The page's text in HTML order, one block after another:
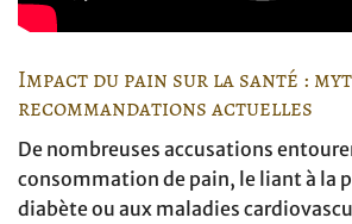
Impact du pain sur la santé :
recommandations actuelles
De nombreuses accusations
consommation de pain, le liant à la
diabète ou aux maladies